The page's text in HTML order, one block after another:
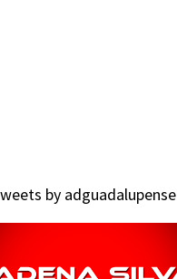
by adguadalupense